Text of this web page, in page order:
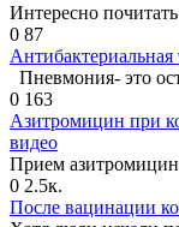
Интересно почитать
0 87
Пневмония- это
0 163
Азитромицин при
видео
Прием
0 2.5к.
После вацинации